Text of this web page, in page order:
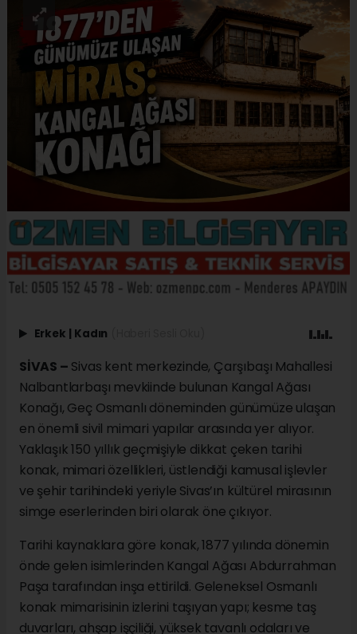
Erkek Kadın
SİVAS – Sivas kent merkezinde, Çarşıbaşı Mahallesi
Nalbantlarbaşı mevkiinde bulunan Kangal Ağası
Konağı, Geç Osmanlı döneminden günümüze ulaşan
en önemli sivil mimari yapılar arasında yer alıyor.
Yaklaşık 150 yıllık geçmişiyle dikkat çeken tarihi
konak, mimari özellikleri, üstlendiği kamusal işlevler
ve şehir tarihindeki yeriyle Sivas’ın kültürel mirasının
simge eserlerinden biri olarak öne çıkıyor.
Tarihi kaynaklara göre konak, 1877 yılında dönemin
önde gelen isimlerinden Kangal Ağası Abdurrahman
Paşa tarafından inşa ettirildi. Geleneksel Osmanlı
konak mimarisinin izlerini taşıyan yapı; kesme taş
duvarları, ahşap işçiliği, yüksek tavanlı odaları ve